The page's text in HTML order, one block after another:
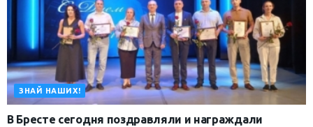
ЗНАЙ НАШИХ!
В Бресте сегодня поздравляли и награждали